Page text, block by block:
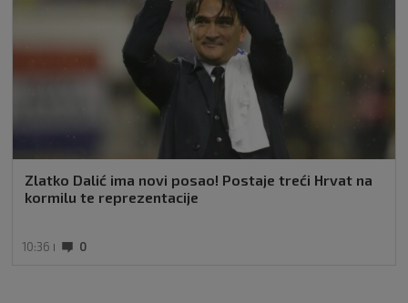
Zlatko Dalić ima novi posao! Postaje treći Hrvat na
kormilu te reprezentacije
10:36 0